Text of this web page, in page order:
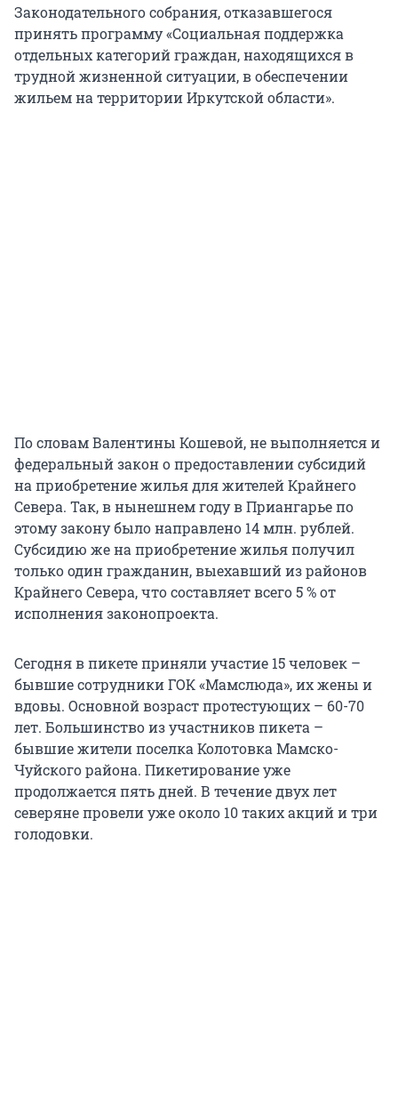
Законодательного собрания, отказавшегося
принять программу «Социальная поддержка
отдельных категорий граждан, находящихся в
трудной жизненной ситуации, в обеспечении
жильем на территории Иркутской области».
По словам Валентины Кошевой, не выполняется и
федеральный закон о предоставлении субсидий
на приобретение жилья для жителей Крайнего
Севера. Так, в нынешнем году в Приангарье по
этому закону было направлено 14 млн. рублей.
Субсидию же на приобретение жилья получил
только один гражданин, выехавший из районов
Крайнего Севера, что составляет всего 5 % от
исполнения законопроекта.
Сегодня в пикете приняли участие 15 человек –
бывшие сотрудники ГОК «Мамслюда», их жены и
вдовы. Основной возраст протестующих – 60-70
лет. Большинство из участников пикета –
бывшие жители поселка Колотовка Мамско-
Чуйского района. Пикетирование уже
продолжается пять дней. В течение двух лет
северяне провели уже около 10 таких акций и три
голодовки.